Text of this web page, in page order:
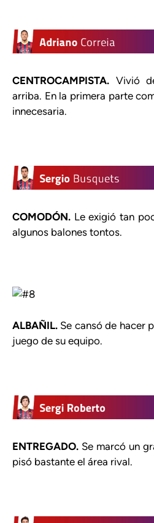
CENTROCAMPISTA. Vivió
arriba. En la primera parte
innecesaria.
COMODÓN. Le exigió tan
algunos balones tontos.
ALBAÑIL. Se cansó de hacer
juego de su equipo.
ENTREGADO. Se marcó un
pisó bastante el área rival.